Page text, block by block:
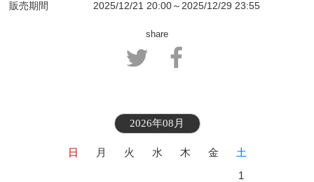
販売期間
2025/12/21 20:00～2025/12/29 23:55
share
2026年08月
日 月 火 水 木 金
土
1